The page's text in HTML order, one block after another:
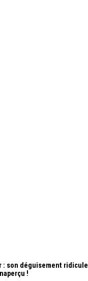
: son déguisement ridicule
!